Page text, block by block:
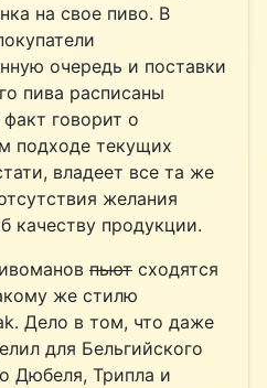
на свое пиво. В
очередь и поставки
пива расписаны
говорит о
подходе текущих
владеет все та же
желания
качеству продукции.
пьют сходятся
же стилю
Дело в том, что даже
для Бельгийского
Дюбеля, Трипла и